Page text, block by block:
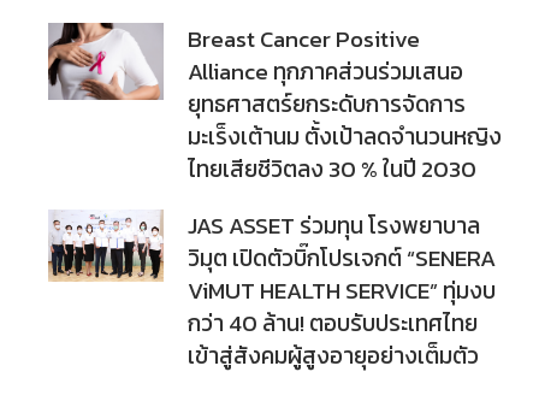
Breast Cancer Positive
Alliance ทุกภาคส่วนร่วมเสนอ
ยุทธศาสตร์ยกระดับการจัดการ
มะเร็งเต้านม ตั้งเป้าลดจำนวนหญิง
ไทยเสียชีวิตลง 30 % ในปี 2030
JAS ASSET ร่วมทุน โรงพยาบาล
วิมุต เปิดตัวบิ๊กโปรเจกต์ “SENERA
ViMUT HEALTH SERVICE” ทุ่มงบ
กว่า 40 ล้าน! ตอบรับประเทศไทย
เข้าสู่สังคมผู้สูงอายุอย่างเต็มตัว